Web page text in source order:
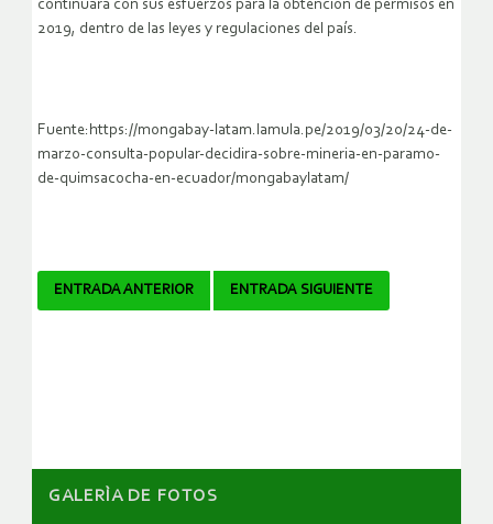
continuará con sus esfuerzos para la obtención de permisos en
2019, dentro de las leyes y regulaciones del país.
Fuente:https://mongabay-latam.lamula.pe/2019/03/20/24-de-
marzo-consulta-popular-decidira-sobre-mineria-en-paramo-
de-quimsacocha-en-ecuador/mongabaylatam/
Navegador
ENTRADA ANTERIOR ENTRADA SIGUIENTE
GALERÌA DE FOTOS